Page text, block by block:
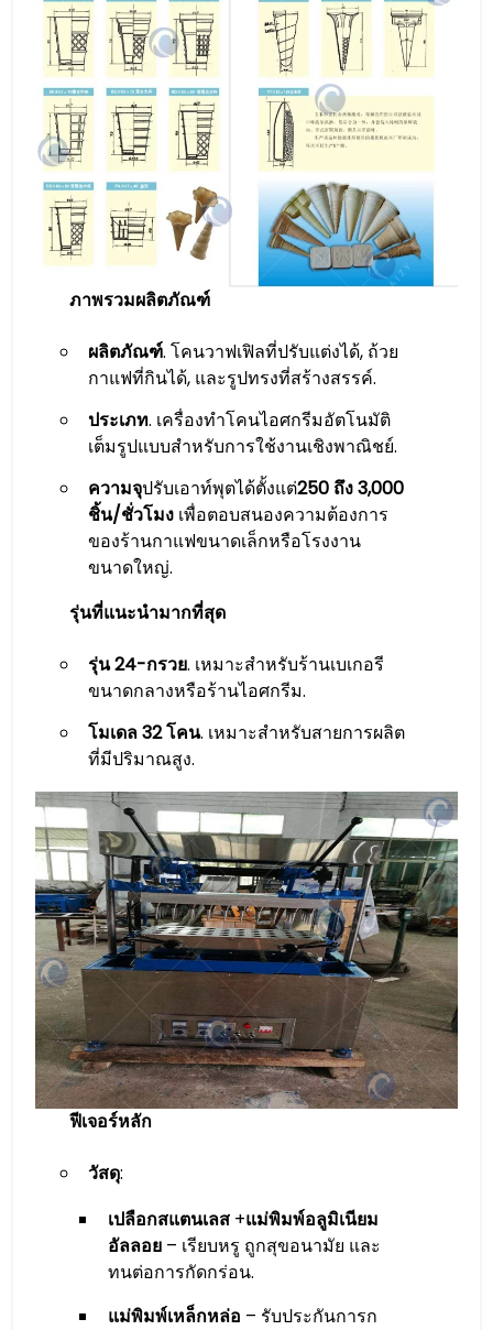
ภาพรวมผลิตภัณฑ์
ผลิตภัณฑ์. โคนวาฟเฟิลที่ปรับแต่งได้, ถ้วย
กาแฟที่กินได้, และรูปทรงที่สร้างสรรค์.
ประเภท. เครื่องทำโคนไอศกรีมอัตโนมัติ
เต็มรูปแบบสำหรับการใช้งานเชิงพาณิชย์.
ความจุปรับเอาท์พุตได้ตั้งแต่250 ถึง 3,000
ชิ้น/ชั่วโมงเพื่อตอบสนองความต้องการ
ของร้านกาแฟขนาดเล็กหรือโรงงาน
ขนาดใหญ่.
รุ่นที่แนะนำมากที่สุด
รุ่น 24-กรวย. เหมาะสำหรับร้านเบเกอรี
ขนาดกลางหรือร้านไอศกรีม.
โมเดล 32 โคน. เหมาะสำหรับสายการผลิต
ที่มีปริมาณสูง.
ฟีเจอร์หลัก
วัสดุ:
เปลือกสแตนเลส+แม่พิมพ์อลูมิเนียม
อัลลอย– เรียบหรู ถูกสุขอนามัย และ
ทนต่อการกัดกร่อน.
แม่พิมพ์เหล็กหล่อ – รับประกันการก